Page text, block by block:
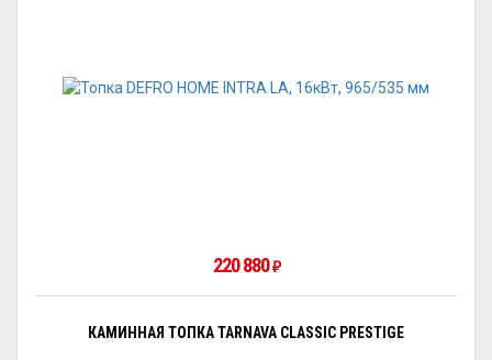
220 880 ₽
КАМИННАЯ ТОПКА TARNAVA CLASSIC PRESTIGE